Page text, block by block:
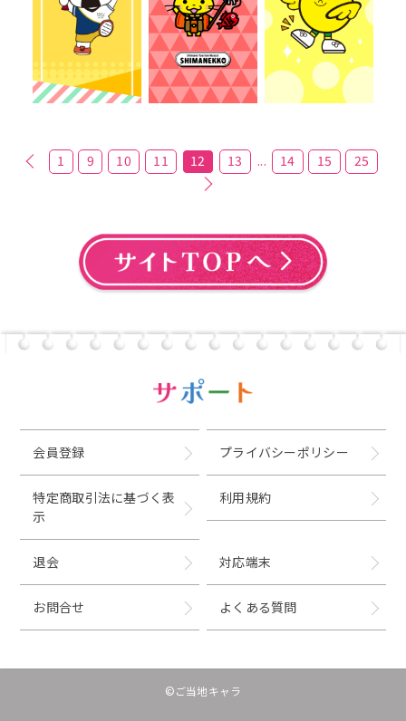
1 9 10 11 12 13 14 15 25
会員登録 プライバシーポリシー
特定商取引法に基づく表
示
利用規約
退会 対応端末
お問合せ よくある質問
©ご当地キャラ